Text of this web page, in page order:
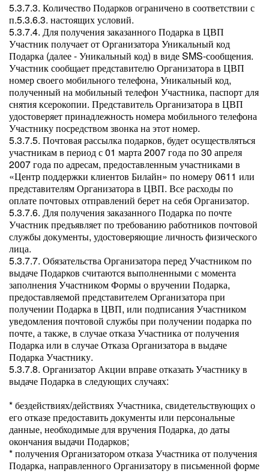
5.3.7.3. Количество Подарков ограничено в соответствии с
п.5.3.6.3. настоящих условий.
5.3.7.4. Для получения заказанного Подарка в ЦВП
Участник получает от Организатора Уникальный код
Подарка (далее - Уникальный код) в виде SMS-сообщения.
Участник сообщает представителю Организатора в ЦВП
номер своего мобильного телефона, Уникальный код,
полученный на мобильный телефон Участника, паспорт для
снятия ксерокопии. Представитель Организатора в ЦВП
удостоверяет принадлежность номера мобильного телефона
Участнику посредством звонка на этот номер.
5.3.7.5. Почтовая рассылка подарков, будет осуществляться
участникам в период с 01 марта 2007 года по 30 апреля
2007 года по адресам, предоставленным участниками в
«Центр поддержки клиентов Билайн» по номеру 0611 или
представителям Организатора в ЦВП. Все расходы по
оплате почтовых отправлений берет на себя Организатор.
5.3.7.6. Для получения заказанного Подарка по почте
Участник предъявляет по требованию работников почтовой
службы документы, удостоверяющие личность физического
лица.
5.3.7.7. Обязательства Организатора перед Участником по
выдаче Подарков считаются выполненными с момента
заполнения Участником Формы о вручении Подарка,
предоставляемой представителем Организатора при
получении Подарка в ЦВП, или подписания Участником
уведомления почтовой службы при получении подарка по
почте, а также, в случае отказа Участника от получения
Подарка или в случае Отказа Организатора в выдаче
Подарка Участнику.
5.3.7.8. Организатор Акции вправе отказать Участнику в
выдаче Подарка в следующих случаях:
* бездействиях/действиях Участника, свидетельствующих о
его отказе предоставить документы или персональные
данные, необходимые для вручения Подарка, до даты
окончания выдачи Подарков;
* получения Организатором отказа Участника от получения
Подарка, направленного Организатору в письменной форме